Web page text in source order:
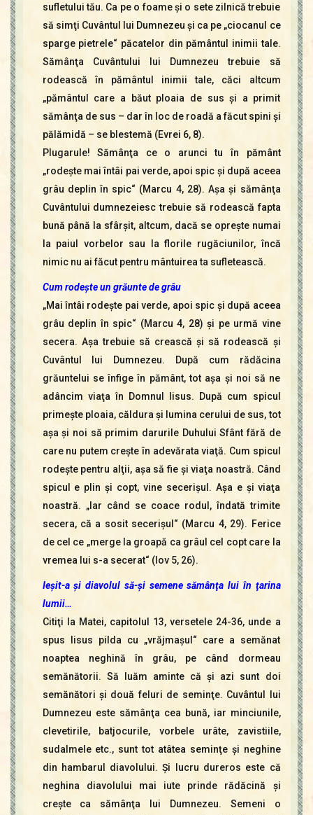
sufletului tău. Ca pe o foame şi o sete zilnică trebuie
să simţi Cuvântul lui Dumnezeu şi ca pe „ciocanul ce
sparge pietrele“ păcatelor din pământul inimii tale.
Sămânţa Cuvântului lui Dumnezeu trebuie să
rodească în pământul inimii tale, căci altcum
„pământul care a băut ploaia de sus şi a primit
sămânţa de sus – dar în loc de roadă a făcut spini şi
pălămidă – se blestemă (Evrei 6, 8).
Plugarule! Sămânţa ce o arunci tu în pământ
„rodeşte mai întâi pai verde, apoi spic şi după aceea
grâu deplin în spic“ (Marcu 4, 28). Aşa şi sămânţa
Cuvântului dumnezeiesc trebuie să rodească fapta
bună până la sfârşit, altcum, dacă se opreşte numai
la paiul vorbelor sau la florile rugăciunilor, încă
nimic nu ai făcut pentru mântuirea ta sufletească.
Cum rodeşte un grăunte de grâu
„Mai întâi rodeşte pai verde, apoi spic şi după aceea
grâu deplin în spic“ (Marcu 4, 28) şi pe urmă vine
secera. Aşa trebuie să crească şi să rodească şi
Cuvântul lui Dumnezeu. După cum rădăcina
grăuntelui se înfige în pământ, tot aşa şi noi să ne
adâncim viaţa în Domnul Iisus. După cum spicul
primeşte ploaia, căldura şi lumina cerului de sus, tot
aşa şi noi să primim darurile Duhului Sfânt fără de
care nu putem creşte în adevărata viaţă. Cum spicul
rodeşte pentru alţii, aşa să fie şi viaţa noastră. Când
spicul e plin şi copt, vine secerişul. Aşa e şi viaţa
noastră. „Iar când se coace rodul, îndată trimite
secera, că a sosit secerişul“ (Marcu 4, 29). Ferice
de cel ce „merge la groapă ca grâul cel copt care la
vremea lui s-a secerat“ (Iov 5, 26).
Ieşit-a şi diavolul să-şi semene sămânţa lui în ţarina
lumii…
Citiţi la Matei, capitolul 13, versetele 24-36, unde a
spus Iisus pilda cu „vrăjmaşul“ care a semănat
noaptea neghină în grâu, pe când dormeau
semănătorii. Să luăm aminte că şi azi sunt doi
semănători şi două feluri de seminţe. Cuvântul lui
Dumnezeu este sămânţa cea bună, iar minciunile,
clevetirile, batjocurile, vorbele urâte, zavistiile,
sudalmele etc., sunt tot atâtea seminţe şi neghine
din hambarul diavolului. Şi lucru dureros este că
neghina diavolului mai iute prinde rădăcină şi
creşte ca sămânţa lui Dumnezeu. Semeni o